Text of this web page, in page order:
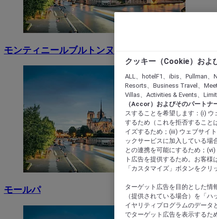
モンティニールブルトンヌー
モールパ
クッキー（Cookie）およ
ALL、hotelF1、ibis、Pullman
Resorts、Business Travel、
Villas、Activities & Events、
（Accor）およびそのパートナ
スすることを希望します：(i)
するため（これを拒否すること
イズするため；(iii) ウェブサイ
ックサービスに加入している場
との連携を可能にするため；
ト広告を提供するため。お客
「カスタマイズ」ボタンをク
ターゲット広告を目的とした情
（提供されている場合）を「
イヤリティプログラムのデータ
でターゲット広告を表示するた